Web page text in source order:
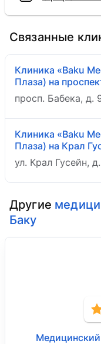
Связанные
Клиника «Baku
Плаза) на
просп. Бабека, д.
Клиника «Baku
Плаза) на Крал
ул. Крал Гусейн,
Другие
Баку
Медицинский